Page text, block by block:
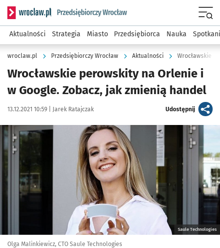
Serwis informacyjny wroclaw.pl podserwis: Strategia
Aktualności Strategia Miasto Przedsiębiorca Nauka
wroclaw.pl Przedsiębiorczy Wrocław Aktualności Wrocławskie
Wrocławskie perowskity na Orlenie i
w Google. Zobacz, jak zmienią handel
Data publikacji:
13.12.2021 10:59 | Autor:
Jarek Ratajczak Udostępnijartykuł
Kliknij, aby powiększyć
Saule Technologies
Olga Malinkiewicz, CTO Saule Technologies